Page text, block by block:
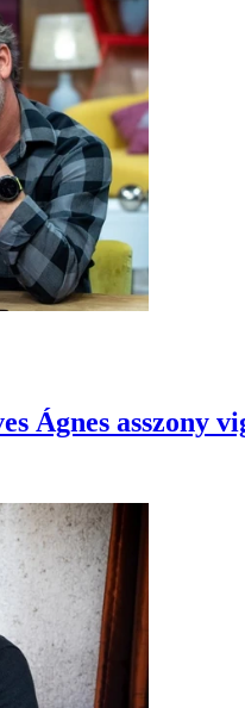
Ágnes asszony